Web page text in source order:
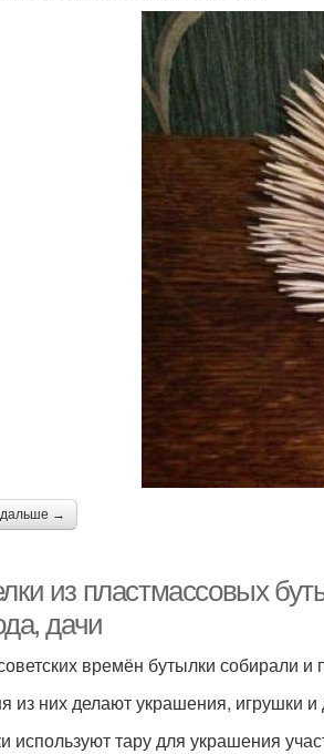
дальше →
из пластмассовых
дачи
времён бутылки собирали
из них делают украшения, игрушки
используют тару для украшения